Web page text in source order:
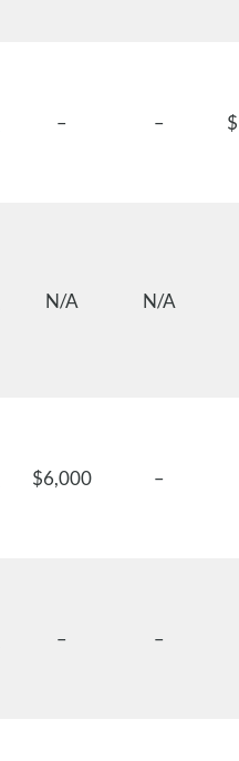
– –
N/A N/A
$6,000 –
– –